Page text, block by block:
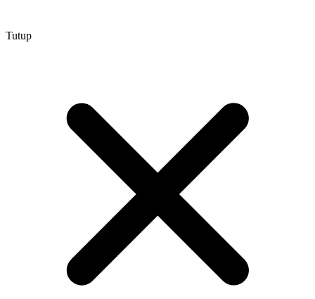
Tutup